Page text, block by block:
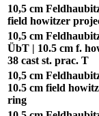
10,5 cm
field howitzer
10,5 cm
ÜbT | 10.5 cm f.
38 cast st. prac. T
10,5 cm
10.5 cm field
ring